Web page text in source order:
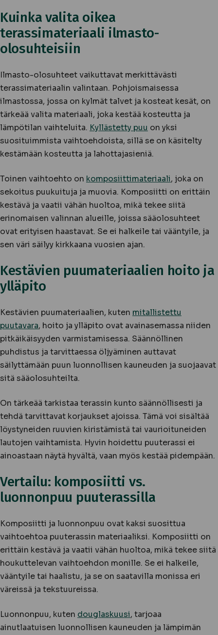
Kuinka valita oikea
terassimateriaali ilmasto-
olosuhteisiin
Ilmasto-olosuhteet vaikuttavat merkittävästi
terassimateriaalin valintaan. Pohjoismaisessa
ilmastossa, jossa on kylmät talvet ja kosteat kesät, on
tärkeää valita materiaali, joka kestää kosteutta ja
lämpötilan vaihteluita. Kyllästetty puu on yksi
suosituimmista vaihtoehdoista, sillä se on käsitelty
kestämään kosteutta ja lahottajasieniä.
Toinen vaihtoehto on komposiittimateriaali, joka on
sekoitus puukuituja ja muovia. Komposiitti on erittäin
kestävä ja vaatii vähän huoltoa, mikä tekee siitä
erinomaisen valinnan alueille, joissa sääolosuhteet
ovat erityisen haastavat. Se ei halkeile tai vääntyile, ja
sen väri säilyy kirkkaana vuosien ajan.
Kestävien puumateriaalien hoito ja
ylläpito
Kestävien puumateriaalien, kuten mitallistettu
puutavara, hoito ja ylläpito ovat avainasemassa niiden
pitkäikäisyyden varmistamisessa. Säännöllinen
puhdistus ja tarvittaessa öljyäminen auttavat
säilyttämään puun luonnollisen kauneuden ja suojaavat
sitä sääolosuhteilta.
On tärkeää tarkistaa terassin kunto säännöllisesti ja
tehdä tarvittavat korjaukset ajoissa. Tämä voi sisältää
löystyneiden ruuvien kiristämistä tai vaurioituneiden
lautojen vaihtamista. Hyvin hoidettu puuterassi ei
ainoastaan näytä hyvältä, vaan myös kestää pidempään.
Vertailu: komposiitti vs.
luonnonpuu puuterassilla
Komposiitti ja luonnonpuu ovat kaksi suosittua
vaihtoehtoa puuterassin materiaaliksi. Komposiitti on
erittäin kestävä ja vaatii vähän huoltoa, mikä tekee siitä
houkuttelevan vaihtoehdon monille. Se ei halkeile,
vääntyile tai haalistu, ja se on saatavilla monissa eri
väreissä ja tekstuureissa.
Luonnonpuu, kuten douglaskuusi, tarjoaa
ainutlaatuisen luonnollisen kauneuden ja lämpimän